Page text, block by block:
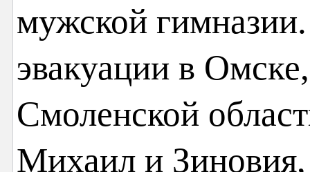
мужской
эвакуации в
Смоленской
Михаил и